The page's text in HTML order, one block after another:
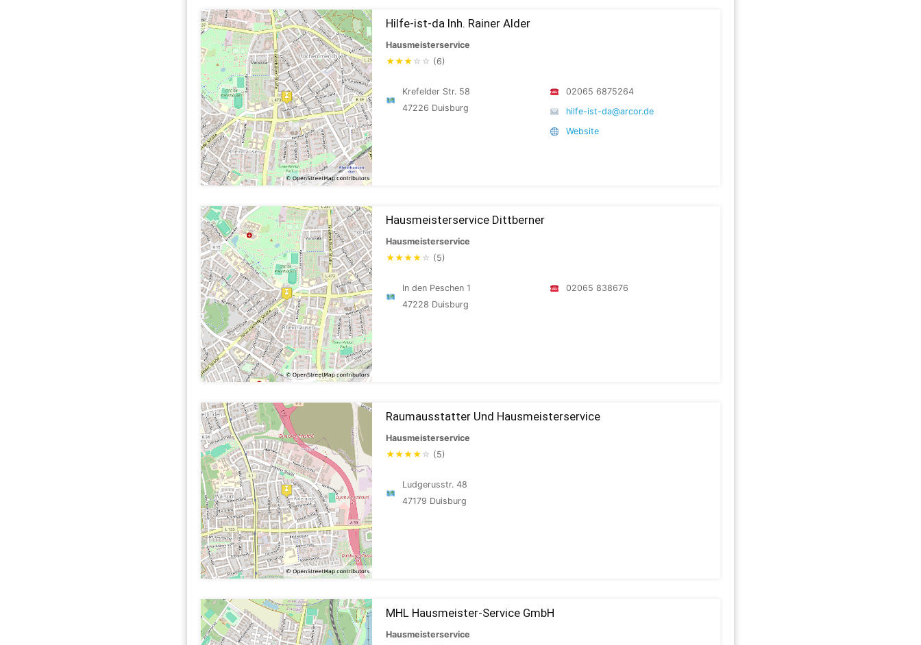
Hilfe-ist-da Inh. Rainer Alder
Hausmeisterservice
★★★ ☆ ☆ (6)
Krefelder Str. 58
47226 Duisburg
02065 6875264
hilfe-ist-da@arcor.de
Website
Hausmeisterservice Dittberner
Hausmeisterservice
★★★★ ☆ (5)
In den Peschen 1
47228 Duisburg
02065 838676
Raumausstatter Und Hausmeisterservice
Hausmeisterservice
★★★★ ☆ (5)
Ludgerusstr. 48
47179 Duisburg
MHL Hausmeister-Service GmbH
Hausmeisterservice